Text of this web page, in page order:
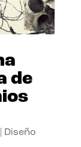
de
Diseño